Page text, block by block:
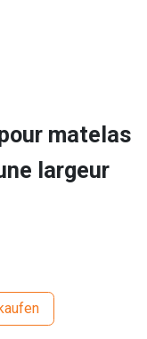
matelas
largeur